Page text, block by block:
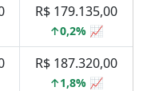
R$ 179.135,00
↑0,2% 📈
R$ 187.320,00
↑1,8% 📈